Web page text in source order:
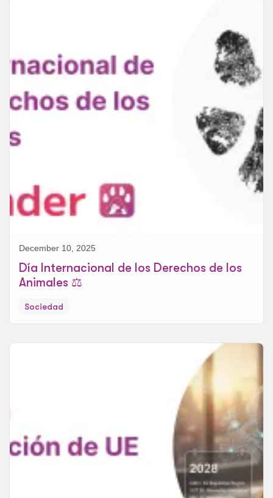
December 10, 2025
Día Internacional de los Derechos de los
Animales ⚖️
Sociedad